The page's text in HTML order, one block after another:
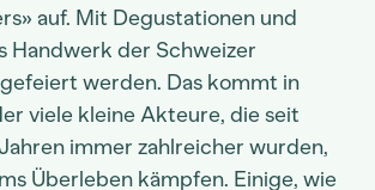
auf. Mit Degustationen und
Handwerk der Schweizer
werden. Das kommt in
viele kleine Akteure, die seit
immer zahlreicher wurden,
Überleben kämpfen. Einige, wie